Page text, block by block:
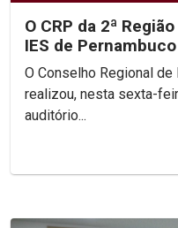
O CRP da 2ª
IES de
O Conselho Regional de
realizou, nesta sexta-
auditório...